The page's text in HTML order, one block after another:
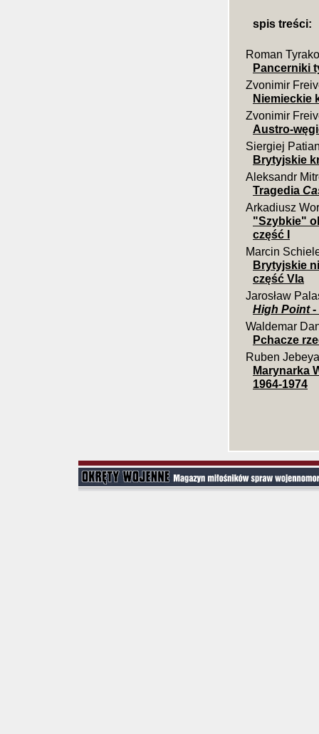
spis treści:
Roman
Pancerniki
Zvonimir
Niemieckie
Zvonimir
Austro-
Siergiej
Brytyjskie
Aleksandr
Tragedia
Arkadiusz
"Szybkie"
część I
Marcin
Brytyjskie
część VIa
Jarosław
High Point-
Waldemar
Pchacze
Ruben
Marynarka
1964-1974